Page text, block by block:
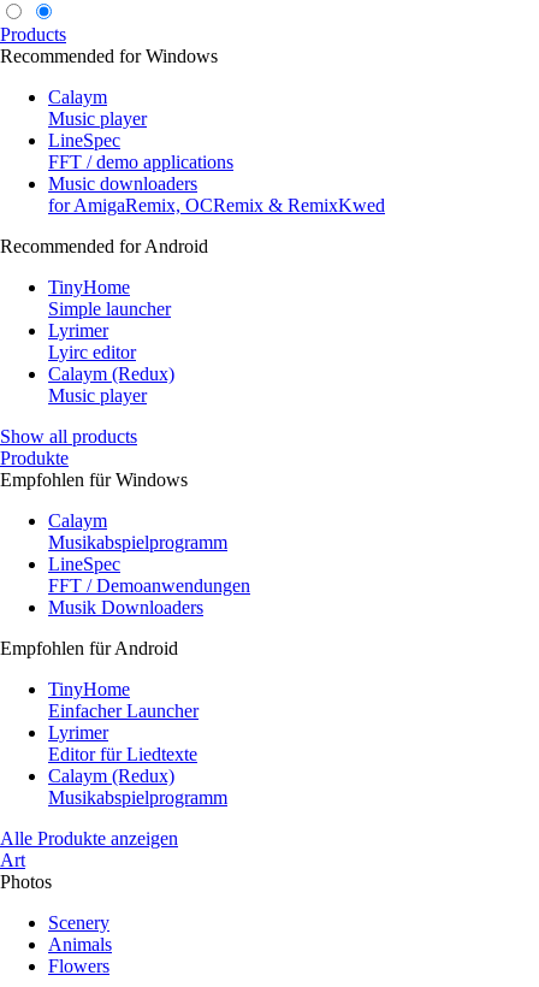
Products
Recommended for Windows
Calaym
Music player
LineSpec
FFT / demo applications
Music downloaders
for AmigaRemix, OCRemix & RemixKwed
Recommended for Android
TinyHome
Simple launcher
Lyrimer
Lyirc editor
Calaym (Redux)
Music player
Show all products
Produkte
Empfohlen für Windows
Calaym
Musikabspielprogramm
LineSpec
FFT / Demoanwendungen
Musik Downloaders
Empfohlen für Android
TinyHome
Einfacher Launcher
Lyrimer
Editor für Liedtexte
Calaym (Redux)
Musikabspielprogramm
Alle Produkte anzeigen
Art
Photos
Scenery
Animals
Flowers